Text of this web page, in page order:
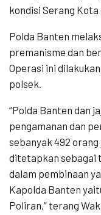
kondisi Serang Kota
Polda Banten
premanisme dan
Operasi ini
polsek.
“Polda Banten dan
pengamanan dan
sebanyak 492
ditetapkan sebagai
dalam pembinaan
Kapolda Banten
Poliran,” terang